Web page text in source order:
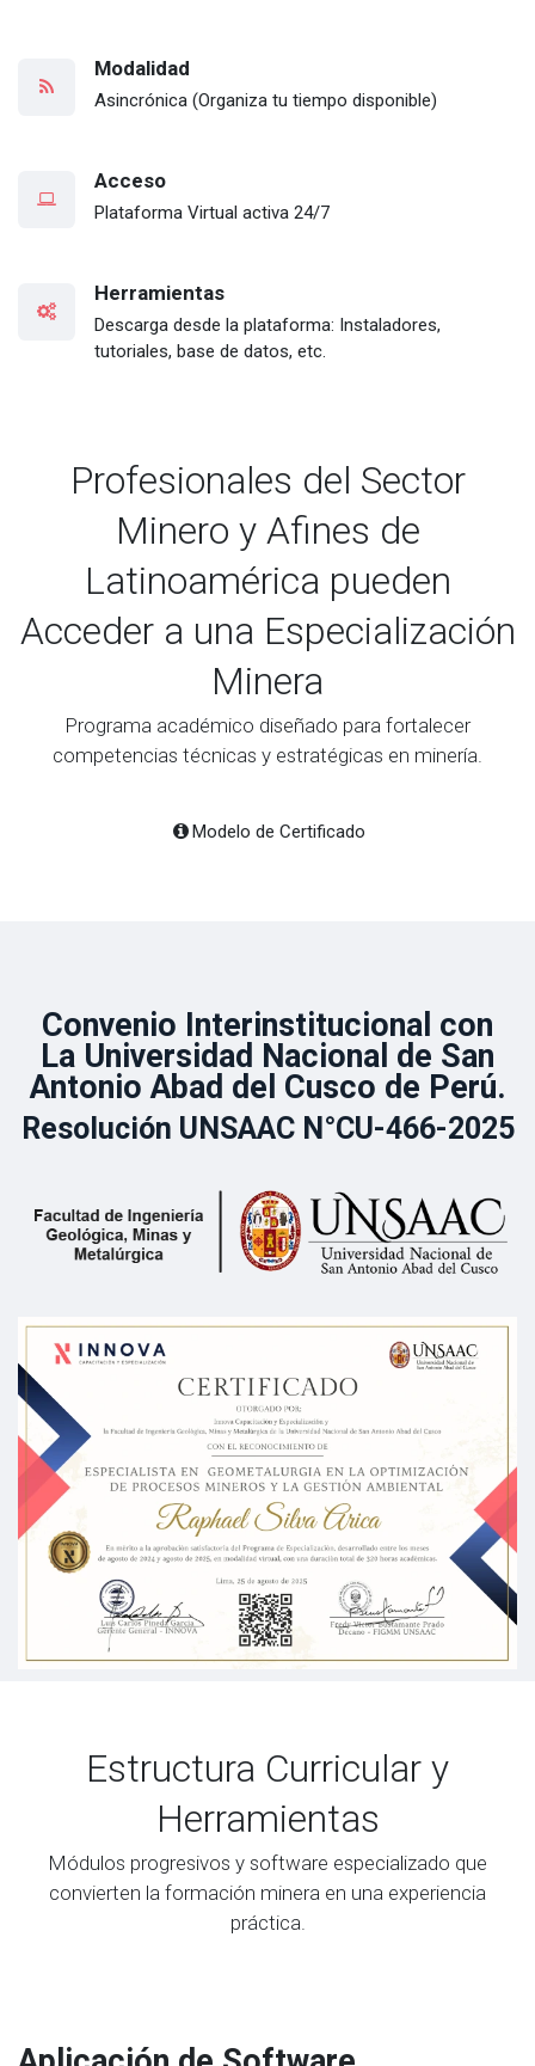
Modalidad
Asincrónica (Organiza tu tiempo disponible)
Acceso
Plataforma Virtual activa 24/7
Herramientas
Descarga desde la plataforma: Instaladores,
tutoriales, base de datos, etc.
Profesionales del Sector
Minero y Afines de
Latinoamérica pueden
Acceder a una Especialización
Minera
Programa académico diseñado para fortalecer
competencias técnicas y estratégicas en minería.
Modelo de Certificado
Convenio Interinstitucional con
La Universidad Nacional de San
Antonio Abad del Cusco de Perú.
Resolución UNSAAC N°CU-466-2025
Estructura Curricular y
Herramientas
Módulos progresivos y software especializado que
convierten la formación minera en una experiencia
práctica.